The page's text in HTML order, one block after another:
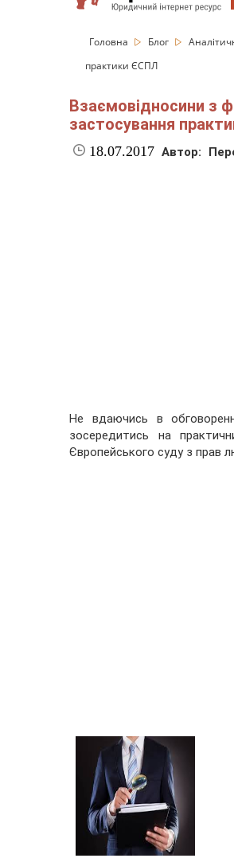
Головна Блог
практики ЄСПЛ
Взаємовідносини з
застосування
18.07.2017 Автор:
Не вдаючись в
зосередитись на
Європейського суду з прав